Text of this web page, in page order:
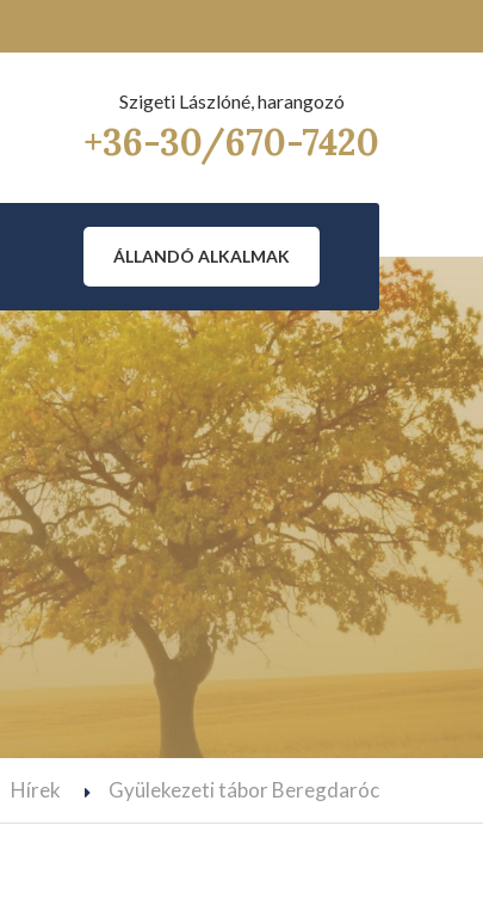
Szigeti Lászlóné, harangozó
+36-30/670-7420
ÁLLANDÓ ALKALMAK
Hírek Gyülekezeti tábor Beregdaróc